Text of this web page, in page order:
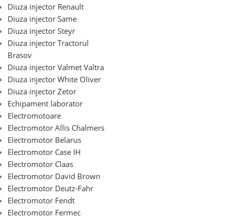
Diuza injector Renault
Diuza injector Same
Diuza injector Steyr
Diuza injector Tractorul
Brasov
Diuza injector Valmet Valtra
Diuza injector White Oliver
Diuza injector Zetor
Echipament laborator
Electromotoare
Electromotor Allis Chalmers
Electromotor Belarus
Electromotor Case IH
Electromotor Claas
Electromotor David Brown
Electromotor Deutz-Fahr
Electromotor Fendt
Electromotor Fermec